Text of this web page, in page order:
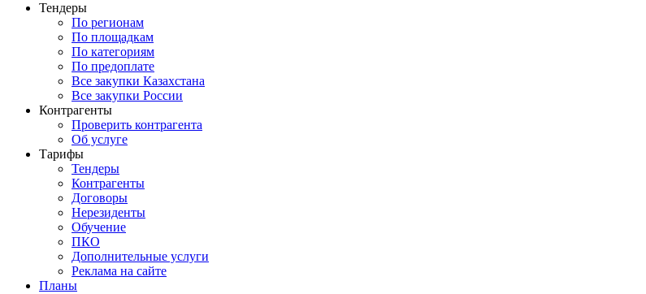
Тендеры
По регионам
По площадкам
По категориям
По предоплате
Все закупки Казахстана
Все закупки России
Контрагенты
Проверить контрагента
Об услуге
Тарифы
Тендеры
Контрагенты
Договоры
Нерезиденты
Обучение
ПКО
Дополнительные услуги
Реклама на сайте
Планы